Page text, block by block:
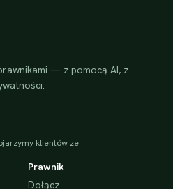
— z pomocą AI, z
klientów ze
Prawnik
Dołącz